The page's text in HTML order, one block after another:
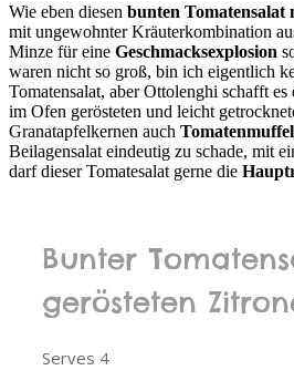
Wie eben diesen bunten Tomatensalat
mit ungewohnter Kräuterkombination
Minze für eine Geschmacksexplosion
waren nicht so groß, bin ich eigentlich
Tomatensalat, aber Ottolenghi schafft
im Ofen gerösteten und leicht
Granatapfelkernen auch
Beilagensalat eindeutig zu schade, mit
darf dieser Tomatesalat gerne die
Bunter
gerösteten
Serves 4